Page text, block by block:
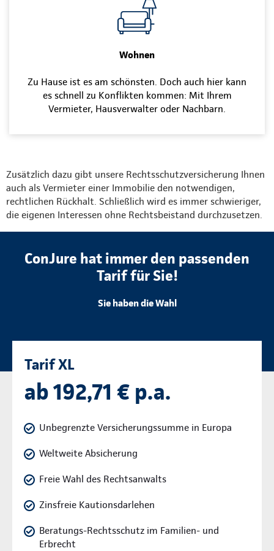
Wohnen
Zu Hause ist es am schönsten. Doch auch hier kann
es schnell zu Konflikten kommen: Mit Ihrem
Vermieter, Hausverwalter oder Nachbarn.
Zusätzlich dazu gibt unsere Rechtsschutzversicherung Ihnen
auch als Vermieter einer Immobilie den notwendigen,
rechtlichen Rückhalt. Schließlich wird es immer schwieriger,
die eigenen Interessen ohne Rechtsbeistand durchzusetzen.
ConJure hat immer den passenden
Tarif für Sie!
Sie haben die Wahl
Tarif XL
ab 192,71 € p.a.
Unbegrenzte Versicherungssumme in Europa
Weltweite Absicherung
Freie Wahl des Rechtsanwalts
Zinsfreie Kautionsdarlehen
Beratungs-Rechtsschutz im Familien- und
Erbrecht